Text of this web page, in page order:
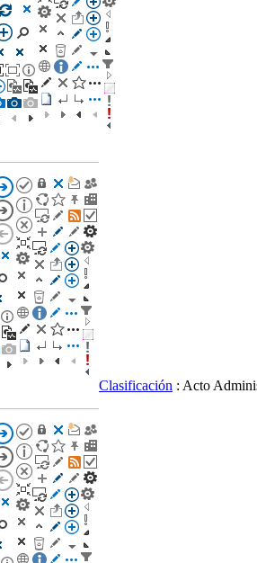
Clasificación : Acto